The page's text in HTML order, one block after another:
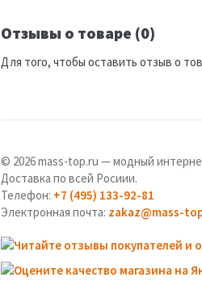
Отзывы о товаре (0)
Для того, чтобы оставить отзыв о
© 2026 mass-top.ru — модный
Доставка по всей Росиии.
Телефон: +7 (495) 133-92-81
Электронная почта: zakaz@mass-